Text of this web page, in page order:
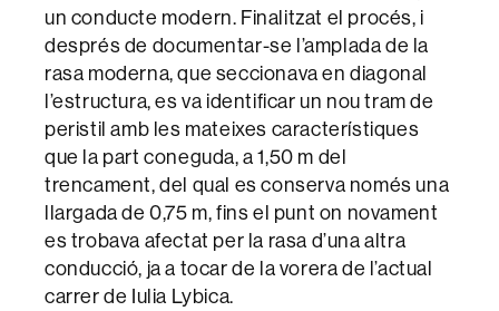
un conducte modern. Finalitzat el procés, i
després de documentar-se l’amplada de la
rasa moderna, que seccionava en diagonal
l’estructura, es va identificar un nou tram de
peristil amb les mateixes característiques
que la part coneguda, a 1,50 m del
trencament, del qual es conserva només una
llargada de 0,75 m, fins el punt on novament
es trobava afectat per la rasa d’una altra
conducció, ja a tocar de la vorera de l’actual
carrer de Iulia Lybica.